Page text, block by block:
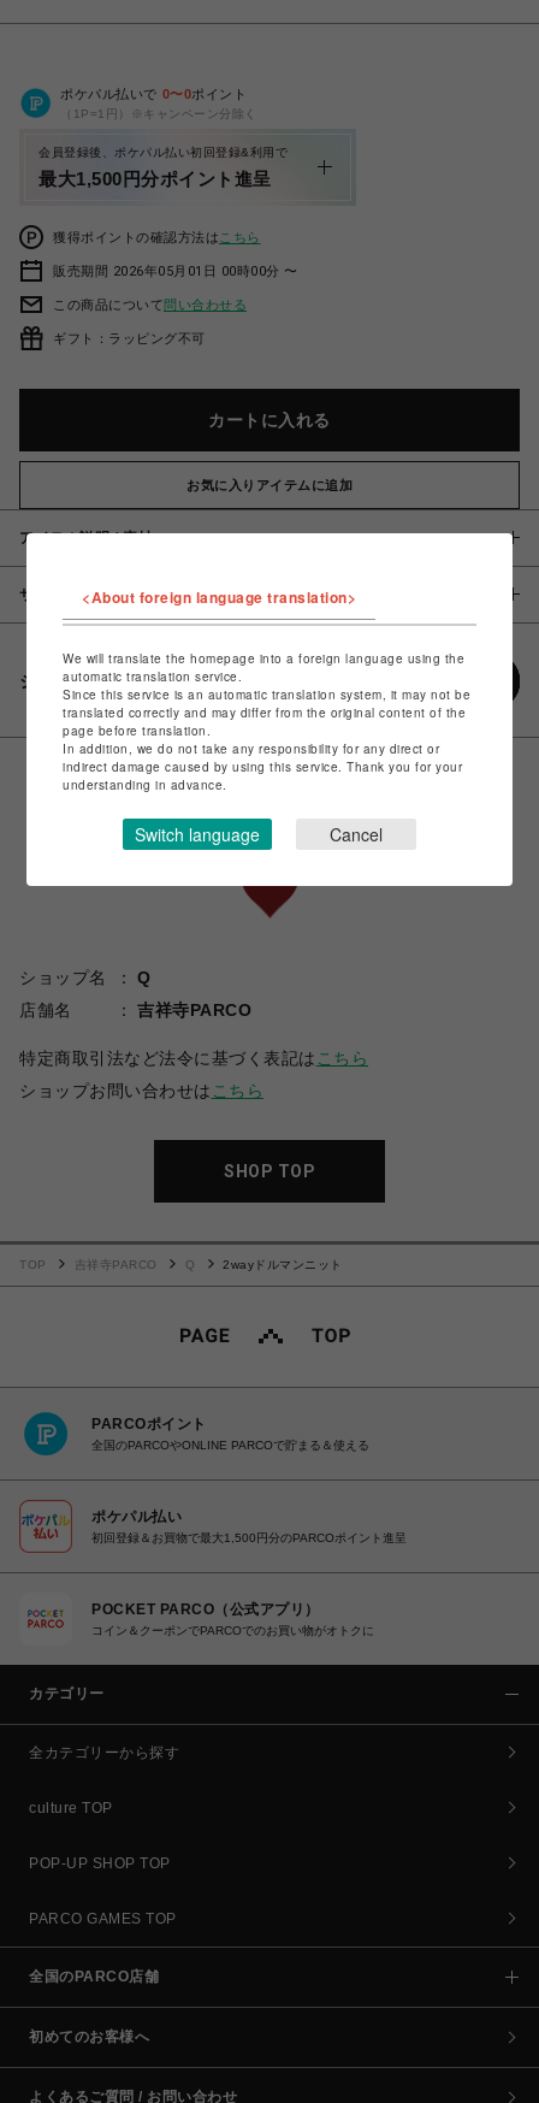
ポケパル払いで 0〜0ポイント
（1P=1円）※キャンペーン分除く
会員登録後、ポケパル払い初回登録&利用で
最大1,500円分ポイント進呈
獲得ポイントの確認方法は こちら
販売期間 2026年05月01日 00時00分 〜
この商品について問い合わせる
ギフト：ラッピング不可
カートに入れる
お気に入りアイテムに追加
アイテム説明 / 素材
サイズ
シェアする
ショップ名
Q
店舗名
吉祥寺PARCO
特定商取引法など法令に基づく表記は こちら
ショップお問い合わせは こちら
SHOP TOP
TOP 吉祥寺PARCO Q 2wayドルマンニット
PARCOポイント
全国のPARCOやONLINE PARCOで貯まる＆使える
ポケパル払い
初回登録＆お買物で最大1,500円分のPARCOポイント進呈
POCKET PARCO（公式アプリ）
コイン＆クーポンでPARCOでのお買い物がオトクに
カテゴリー
全カテゴリーから探す
culture TOP
POP-UP SHOP TOP
PARCO GAMES TOP
全国のPARCO店舗
初めてのお客様へ
よくあるご質問 / お問い合わせ
<About foreign language translation>
We will translate the homepage into a foreign language using the
automatic translation service.
Since this service is an automatic translation system, it may not be
translated correctly and may differ from the original content of the
page before translation.
In addition, we do not take any responsibility for any direct or
indirect damage caused by using this service. Thank you for your
understanding in advance.
Switch language Cancel